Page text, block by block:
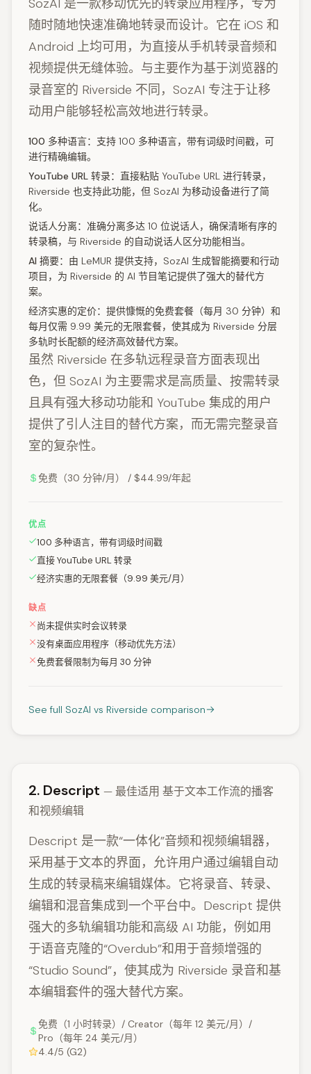
SozAI 是一款移动优先的转录应用程序，专为
随时随地快速准确地转录而设计。它在 iOS 和
Android 上均可用，为直接从手机转录音频和
视频提供无缝体验。与主要作为基于浏览器的
录音室的 Riverside 不同，SozAI 专注于让移
动用户能够轻松高效地进行转录。
100 多种语言： 支持 100 多种语言，带有词级时间戳，可
进行精确编辑。
YouTube URL 转录： 直接粘贴 YouTube URL 进行转录，
Riverside 也支持此功能，但 SozAI 为移动设备进行了简
化。
说话人分离： 准确分离多达 10 位说话人，确保清晰有序的
转录稿，与 Riverside 的自动说话人区分功能相当。
AI 摘要： 由 LeMUR 提供支持，SozAI 生成智能摘要和行动
项目，为 Riverside 的 AI 节目笔记提供了强大的替代方
案。
经济实惠的定价： 提供慷慨的免费套餐（每月 30 分钟）和
每月仅需 9.99 美元的无限套餐，使其成为 Riverside 分层
多轨时长配额的经济高效替代方案。
虽然 Riverside 在多轨远程录音方面表现出
色，但 SozAI 为主要需求是高质量、按需转录
且具有强大移动功能和 YouTube 集成的用户
提供了引人注目的替代方案，而无需完整录音
室的复杂性。
免费（30 分钟/月） / $44.99/年起
优点
100 多种语言，带有词级时间戳
直接 YouTube URL 转录
经济实惠的无限套餐（9.99 美元/月）
缺点
尚未提供实时会议转录
没有桌面应用程序（移动优先方法）
免费套餐限制为每月 30 分钟
See full SozAI vs Riverside comparison
2. Descript — 最佳适用 基于文本工作流的播客
和视频编辑
Descript 是一款“一体化”音频和视频编辑器，
采用基于文本的界面，允许用户通过编辑自动
生成的转录稿来编辑媒体。它将录音、转录、
编辑和混音集成到一个平台中。Descript 提供
强大的多轨编辑功能和高级 AI 功能，例如用
于语音克隆的“Overdub”和用于音频增强的
“Studio Sound”，使其成为 Riverside 录音和基
本编辑套件的强大替代方案。
免费（1 小时转录）/ Creator（每年 12 美元/月）/
Pro（每年 24 美元/月）
4.4/5 (G2)